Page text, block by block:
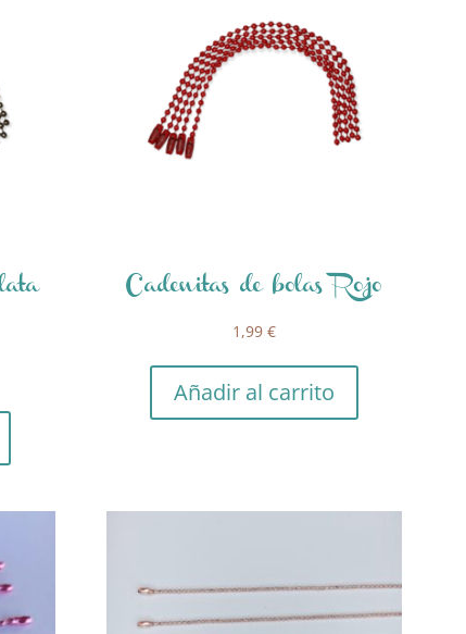
Cadenitas de bolas Rojo
1,99 €
Añadir al carrito